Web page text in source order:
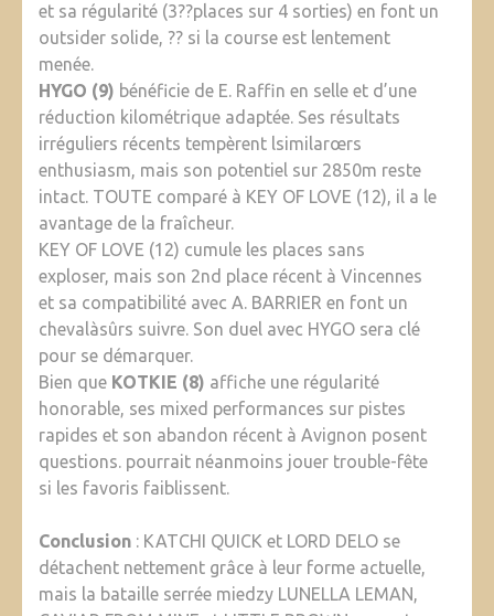
et sa régularité (3??places sur 4 sorties) en font un
outsider solide, ?? si la course est lentement
menée.
HYGO (9) bénéficie de E. Raffin en selle et d’une
réduction kilométrique adaptée. Ses résultats
irréguliers récents tempèrent lsimilarœrs
enthusiasm, mais son potentiel sur 2850m reste
intact. TOUTE comparé à KEY OF LOVE (12), il a le
avantage de la fraîcheur.
KEY OF LOVE (12) cumule les places sans
exploser, mais son 2nd place récent à Vincennes
et sa compatibilité avec A. BARRIER en font un
chevalàsûrs suivre. Son duel avec HYGO sera clé
pour se démarquer.
Bien que KOTKIE (8) affiche une régularité
honorable, ses mixed performances sur pistes
rapides et son abandon récent à Avignon posent
questions. pourrait néanmoins jouer trouble-fête
si les favoris faiblissent.
Conclusion : KATCHI QUICK et LORD DELO se
détachent nettement grâce à leur forme actuelle,
mais la bataille serrée miedzy LUNELLA LEMAN,